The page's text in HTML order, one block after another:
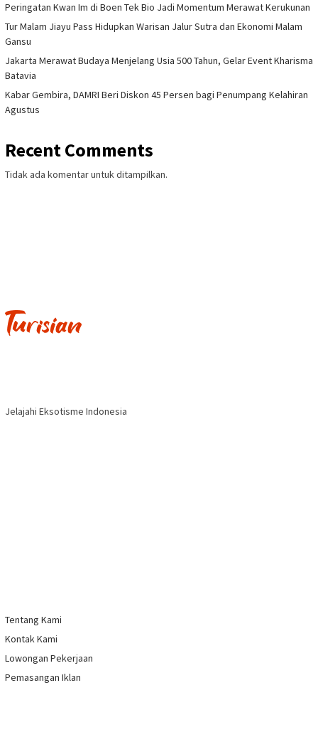
Peringatan Kwan Im di Boen Tek Bio Jadi Momentum Merawat Kerukunan
Tur Malam Jiayu Pass Hidupkan Warisan Jalur Sutra dan Ekonomi Malam
Gansu
Jakarta Merawat Budaya Menjelang Usia 500 Tahun, Gelar Event Kharisma
Batavia
Kabar Gembira, DAMRI Beri Diskon 45 Persen bagi Penumpang Kelahiran
Agustus
Recent Comments
Tidak ada komentar untuk ditampilkan.
Jelajahi Eksotisme Indonesia
Tentang Kami
Kontak Kami
Lowongan Pekerjaan
Pemasangan Iklan